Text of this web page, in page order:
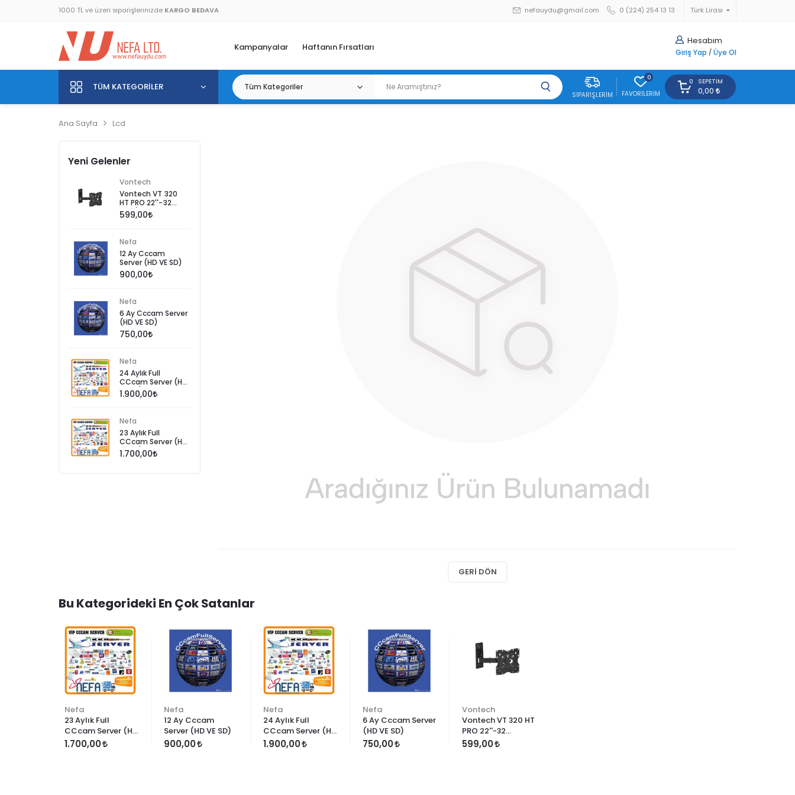
1000 TL ve üzeri siparişlerinizde KARGO BEDAVA Türk Lirası
nefauydu@gmail.com 0 (224) 254 13 13
Hesabım
Giriş Yap / Üye Ol
Kampanyalar Haftanın Fırsatları
TÜM KATEGORILER
SIPARIŞLERIM
0
FAVORILERIM
0 SEPETIM
0,00
Ana Sayfa Lcd
GERI DÖN
Yeni Gelenler
Vontech
Vontech VT 320
HT PRO 22''-32
LCD/LED TV ASKI
APARATI(HAREKETLİ)
599,00
Nefa
12 Ay Cccam
Server (HD VE SD)
900,00
Nefa
6 Ay Cccam Server
(HD VE SD)
750,00
Nefa
24 Aylık Full
CCcam Server (HD
VE SD)
1.900,00
Nefa
23 Aylık Full
CCcam Server (HD
VE SD)
1.700,00
Bu Kategorideki En Çok Satanlar
Nefa
23 Aylık Full
CCcam Server (HD
VE SD)
1.700,00
Nefa
12 Ay Cccam
Server (HD VE SD)
900,00
Nefa
24 Aylık Full
CCcam Server (HD
VE SD)
1.900,00
Nefa
6 Ay Cccam Server
(HD VE SD)
750,00
Vontech
Vontech VT 320 HT
PRO 22''-32
LCD/LED TV ASKI
599,00